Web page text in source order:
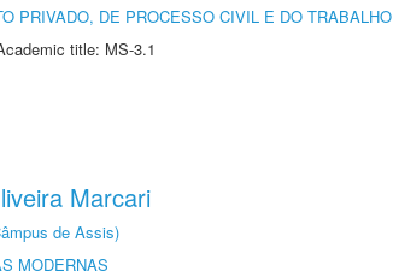
PRIVADO, DE PROCESSO CIVIL E DO TRABALHO
title: MS-3.1
Marcari
de Assis)
MODERNAS